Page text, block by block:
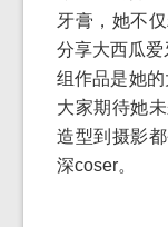
牙膏，她不
分享大西瓜
组作品是她
大家期待她
造型到摄影
深coser。